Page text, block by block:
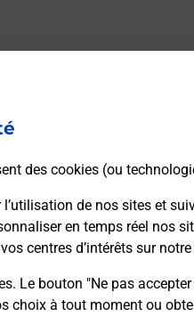
des cookies (ou
de nos sites et
en temps réel nos
centres d’intérêts sur
Le bouton "Ne pas
choix à tout moment ou
87230 Les Cars